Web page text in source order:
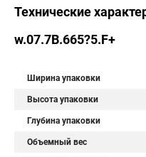
Технические
w.07.7В.665?5.F+
Ширина упаковки
Высота упаковки
Глубина упаковки
Объемный вес